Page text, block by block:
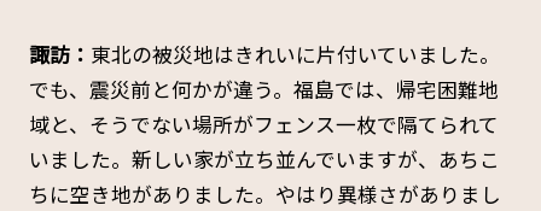
諏訪： 東北の被災地はきれいに片付いていました。
でも、震災前と何かが違う。福島では、帰宅困難地
域と、そうでない場所がフェンス一枚で隔てられて
いました。新しい家が立ち並んでいますが、あちこ
ちに空き地がありました。やはり異様さがありまし